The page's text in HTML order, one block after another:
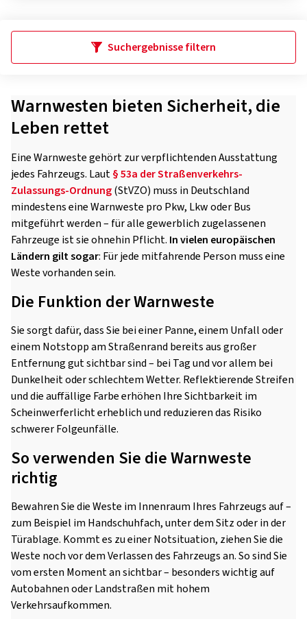
Suchergebnisse filtern
Warnwesten bieten Sicherheit, die
Leben rettet
Eine Warnweste gehört zur verpflichtenden Ausstattung
jedes Fahrzeugs. Laut§ 53a der Straßenverkehrs-
Zulassungs-Ordnung(StVZO) muss in Deutschland
mindestens eine Warnweste pro Pkw, Lkw oder Bus
mitgeführt werden – für alle gewerblich zugelassenen
Fahrzeuge ist sie ohnehin Pflicht. In vielen europäischen
Ländern gilt sogar: Für jede mitfahrende Person muss eine
Weste vorhanden sein.
Die Funktion der Warnweste
Sie sorgt dafür, dass Sie bei einer Panne, einem Unfall oder
einem Notstopp am Straßenrand bereits aus großer
Entfernung gut sichtbar sind – bei Tag und vor allem bei
Dunkelheit oder schlechtem Wetter. Reflektierende Streifen
und die auffällige Farbe erhöhen Ihre Sichtbarkeit im
Scheinwerferlicht erheblich und reduzieren das Risiko
schwerer Folgeunfälle.
So verwenden Sie die Warnweste
richtig
Bewahren Sie die Weste im Innenraum Ihres Fahrzeugs auf –
zum Beispiel im Handschuhfach, unter dem Sitz oder in der
Türablage. Kommt es zu einer Notsituation, ziehen Sie die
Weste noch vor dem Verlassen des Fahrzeugs an. So sind Sie
vom ersten Moment an sichtbar – besonders wichtig auf
Autobahnen oder Landstraßen mit hohem
Verkehrsaufkommen.